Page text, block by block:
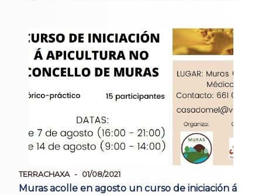
TERRACHAXA 01/08/2021
Muras acolle en agosto un curso de iniciación á